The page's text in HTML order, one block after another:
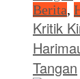
Berita,
Kritik
Tangan